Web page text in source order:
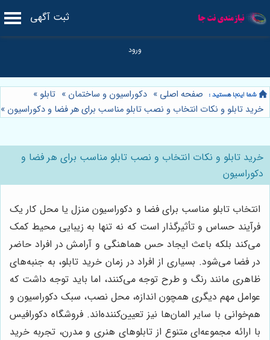
ثبت آگهی
صفحه اصلی » دکوراسیون و ساختمان » تابلو »
خرید تابلو و نکات انتخاب و نصب تابلو مناسب برای هر فضا و دکوراسیون »
خرید تابلو و نکات انتخاب و نصب تابلو مناسب برای هر فضا و
دکوراسیون
انتخاب تابلو مناسب برای فضا و دکوراسیون منزل یا محل کار یک
فرآیند حساس و تأثیرگذار است که نه تنها به زیبایی محیط کمک
می‌کند بلکه باعث ایجاد حس هماهنگی و آرامش در افراد حاضر
در فضا می‌شود. بسیاری از افراد در زمان خرید تابلو، به جنبه‌های
ظاهری مانند رنگ و طرح توجه می‌کنند، اما باید توجه داشت که
عوامل مهم دیگری همچون اندازه، محل نصب، سبک دکوراسیون و
هم‌خوانی با سایر المان‌ها نیز تعیین‌کننده‌اند. فروشگاه دکورافیس
با ارائه مجموعه‌ای متنوع از تابلوهای هنری و مدرن، تجربه خرید